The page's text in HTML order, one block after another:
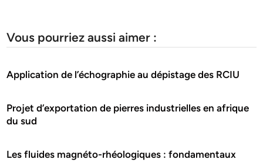
Vous pourriez aussi aimer :
Application de l’échographie au dépistage des RCIU
Projet d’exportation de pierres industrielles en afrique
du sud
Les fluides magnéto-rhéologiques : fondamentaux